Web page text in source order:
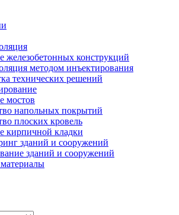
железобетонных конструкций
методом инъектирования
технических решений
мостов
напольных покрытий
плоских кровель
кирпичной кладки
зданий и сооружений
зданий и сооружений